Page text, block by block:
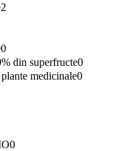
2
0
din superfructe0
medicinale0
0